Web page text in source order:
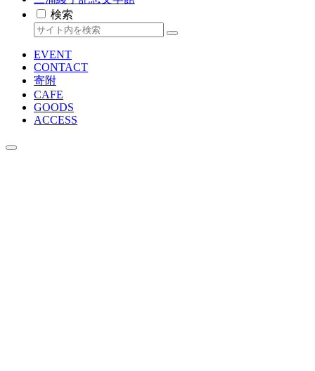
検索
EVENT
CONTACT
寄附
CAFE
GOODS
ACCESS